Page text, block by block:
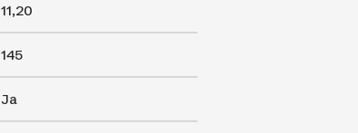
11,20
145
Ja